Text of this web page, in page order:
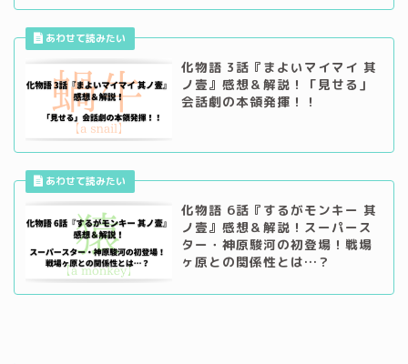
化物語 3話『まよいマイマイ 其
ノ壹』感想＆解説！「見せる」
会話劇の本領発揮！！
化物語 6話『するがモンキー 其
ノ壹』感想＆解説！スーパース
ター・神原駿河の初登場！戦場
ヶ原との関係性とは…？